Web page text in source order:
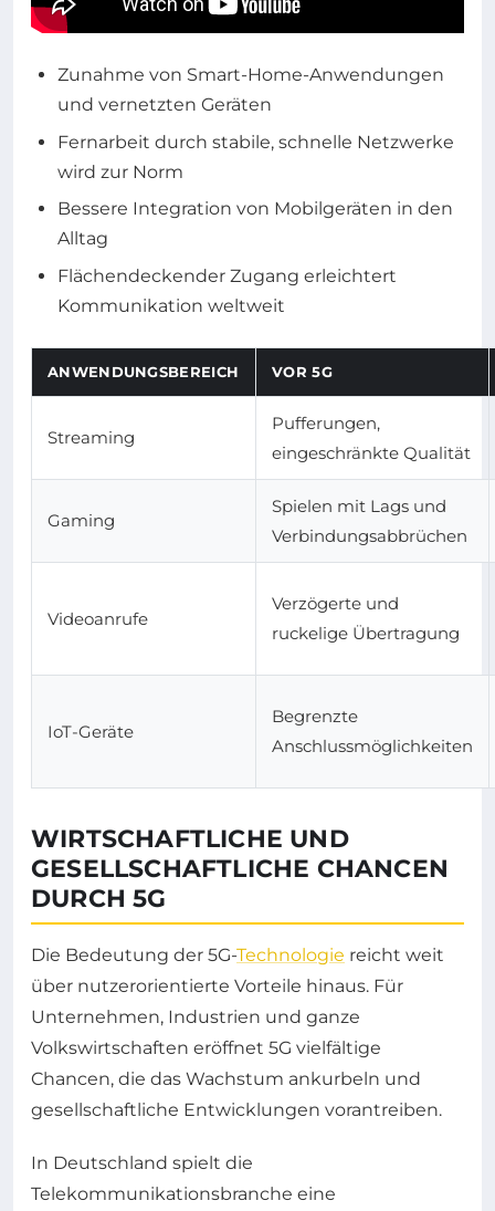
Zunahme von Smart-Home-Anwendungen
und vernetzten Geräten
Fernarbeit durch stabile, schnelle Netzwerke
wird zur Norm
Bessere Integration von Mobilgeräten in den
Alltag
Flächendeckender Zugang erleichtert
Kommunikation weltweit
ANWENDUNGSBEREICH VOR 5G
Streaming
Pufferungen,
eingeschränkte Qualität
Gaming
Spielen mit Lags und
Verbindungsabbrüchen
Videoanrufe
Verzögerte und
ruckelige Übertragung
IoT-Geräte
Begrenzte
Anschlussmöglichkeiten
WIRTSCHAFTLICHE UND
GESELLSCHAFTLICHE CHANCEN
DURCH 5G
Die Bedeutung der 5G-Technologie reicht weit
über nutzerorientierte Vorteile hinaus. Für
Unternehmen, Industrien und ganze
Volkswirtschaften eröffnet 5G vielfältige
Chancen, die das Wachstum ankurbeln und
gesellschaftliche Entwicklungen vorantreiben.
In Deutschland spielt die
Telekommunikationsbranche eine